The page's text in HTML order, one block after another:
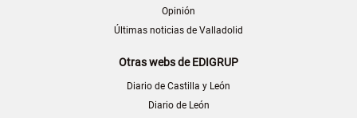
Opinión
Últimas noticias de Valladolid
Otras webs de EDIGRUP
Diario de Castilla y León
Diario de León